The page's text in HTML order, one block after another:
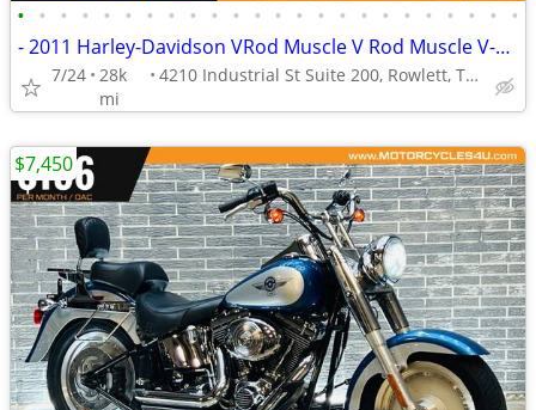
• • • • • • • • • • • • • • • • • • • • • • • •
- 2011 Harley-Davidson VRod Muscle V Rod Muscle V-Rod Muscle
7/24 28k
mi
4210 Industrial St Suite 200, Rowlett, TX 75088
$7,450